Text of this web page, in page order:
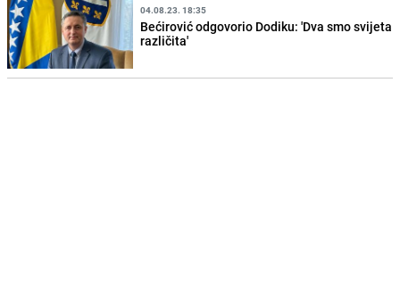
04.08.23. 18:35
Bećirović odgovorio Dodiku: 'Dva smo svijeta
različita'